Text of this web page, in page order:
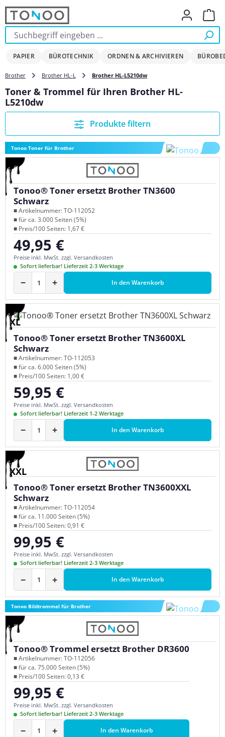
Zum Hauptinhalt springen
PAPIER BÜROTECHNIK ORDNEN & ARCHIVIEREN
Brother Brother HL-L Brother HL-L5210dw
Toner & Trommel für Ihren Brother HL-
L5210dw
Produkte filtern
Tonoo Toner für Brother
Tonoo® Toner ersetzt Brother TN3600
Schwarz
■ Artikelnummer: TO-112052
■ für ca. 3.000 Seiten (5%)
■ Preis/100 Seiten: 1,67 €
Regulärer Preis:
49,95 €
Preise inkl. MwSt. zzgl. Versandkosten
Sofort lieferbar! Lieferzeit 2-3 Werktage
− + In den Warenkorb
XL
Tonoo® Toner ersetzt Brother TN3600XL
Schwarz
■ Artikelnummer: TO-112053
■ für ca. 6.000 Seiten (5%)
■ Preis/100 Seiten: 1,00 €
Regulärer Preis:
59,95 €
Preise inkl. MwSt. zzgl. Versandkosten
Sofort lieferbar! Lieferzeit 1-2 Werktage
− + In den Warenkorb
XXL
Tonoo® Toner ersetzt Brother TN3600XXL
Schwarz
■ Artikelnummer: TO-112054
■ für ca. 11.000 Seiten (5%)
■ Preis/100 Seiten: 0,91 €
Regulärer Preis:
99,95 €
Preise inkl. MwSt. zzgl. Versandkosten
Sofort lieferbar! Lieferzeit 2-3 Werktage
− + In den Warenkorb
Tonoo Bildtrommel für Brother
Tonoo® Trommel ersetzt Brother DR3600
■ Artikelnummer: TO-112056
■ für ca. 75.000 Seiten (5%)
■ Preis/100 Seiten: 0,13 €
Regulärer Preis:
99,95 €
Preise inkl. MwSt. zzgl. Versandkosten
Sofort lieferbar! Lieferzeit 2-3 Werktage
− + In den Warenkorb